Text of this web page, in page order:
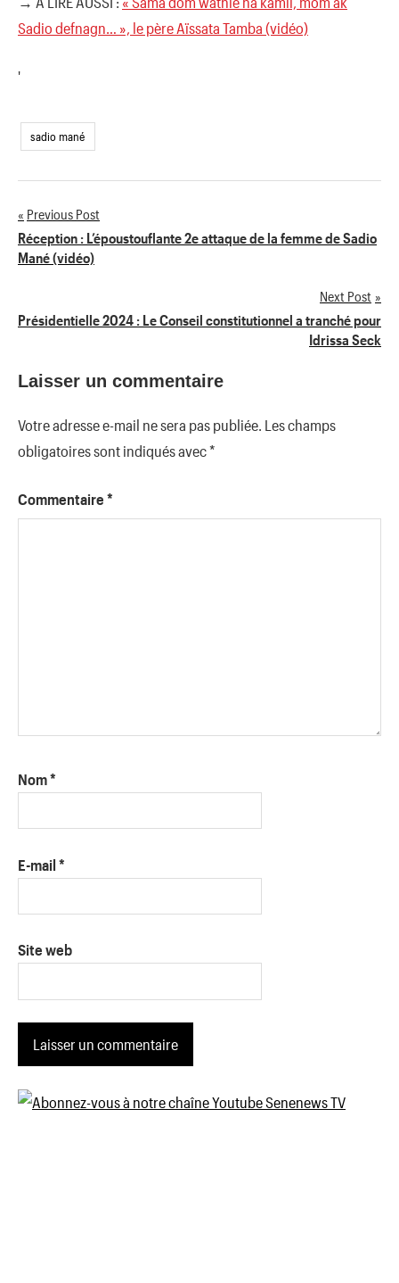
Sadio defnagn… », le père Aïssata Tamba (vidéo)
'
sadio mané
Navigation
de
Previous Post
Réception : L’époustouflante 2e attaque de la femme de Sadio
Mané (vidéo)
Next Post
Présidentielle 2024 : Le Conseil constitutionnel a tranché pour
Idrissa Seck
Laisser un commentaire
Votre adresse e-mail ne sera pas publiée. Les champs
obligatoires sont indiqués avec*
Commentaire *
Nom*
E-mail *
Site web